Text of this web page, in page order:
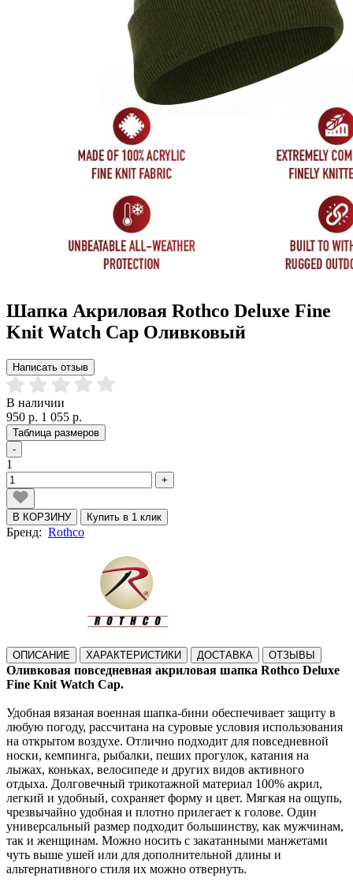
Шапка Акриловая Rothco Deluxe Fine
Knit Watch Cap Оливковый
Написать отзыв
В наличии
950 р. 1 055 р.
Таблица размеров
-
1
+
В КОРЗИНУ Купить в 1 клик
Бренд: Rothco
ОПИСАНИЕ ХАРАКТЕРИСТИКИ ДОСТАВКА ОТЗЫВЫ
Оливковая повседневная акриловая шапка Rothco Deluxe
Fine Knit Watch Cap.
Удобная вязаная военная шапка-бини обеспечивает защиту в
любую погоду, рассчитана на суровые условия использования
на открытом воздухе. Отлично подходит для повседневной
носки, кемпинга, рыбалки, пеших прогулок, катания на
лыжах, коньках, велосипеде и других видов активного
отдыха. Долговечный трикотажной материал 100% акрил,
легкий и удобный, сохраняет форму и цвет. Мягкая на ощупь,
чрезвычайно удобная и плотно прилегает к голове. Один
универсальный размер подходит большинству, как мужчинам,
так и женщинам. Можно носить с закатанными манжетами
чуть выше ушей или для дополнительной длины и
альтернативного стиля их можно отвернуть.